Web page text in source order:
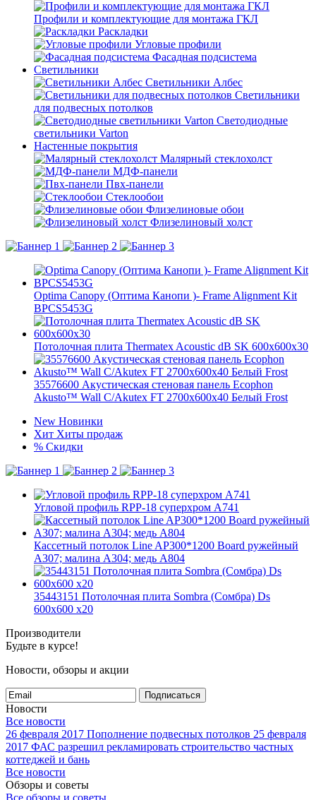
Профили и комплектующие для монтажа ГКЛ
Раскладки
Угловые профили
Фасадная подсистема
Светильники
Светильники Албес
Светильники
для подвесных потолков
Светодиодные
светильники Varton
Настенные покрытия
Малярный стеклохолст
МДФ-панели
Пвх-панели
Стеклообои
Флизелиновые обои
Флизелиновый холст
Optima Canopy (Оптима Канопи )- Frame Alignment Kit
BPCS5453G
Потолочная плита Thermatex Acoustic dB SK 600x600x30
35576600 Акустическая стеновая панель Ecophon
Akusto™ Wall С/Akutex FT 2700x600x40 Белый Frost
New Новинки
Хит Хиты продаж
% Скидки
Угловой профиль RPP-18 суперхром А741
Кассетный потолок Line AP300*1200 Board ружейный
А307; малина А304; медь А804
35443151 Потолочная плита Sombra (Сомбра) Ds
600x600 x20
Производители
Будьте в курсе!
Новости, обзоры и акции
Подписаться
Новости
Все новости
26 февраля 2017 Пополнение подвесных потолков 25 февраля
2017 ФАС разрешил рекламировать строительство частных
коттеджей и бань
Все новости
Обзоры и советы
Все обзоры и советы